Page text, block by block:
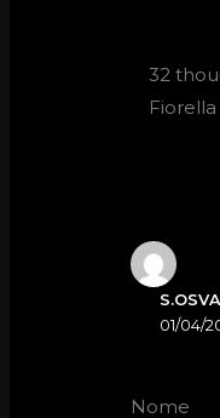
32
01/04/
Nome